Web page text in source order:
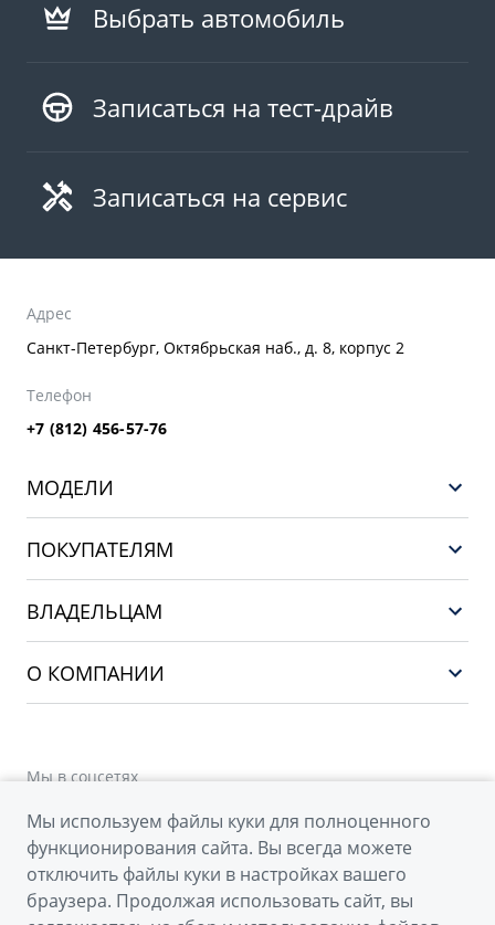
Выбрать автомобиль
Записаться на тест-драйв
Записаться на сервис
Адрес
Санкт-Петербург, Октябрьская наб., д. 8, корпус 2
Телефон
+7 (812) 456-57-76
МОДЕЛИ
EX5
PREFACE
CITYRAY
Архивные модели
ПОКУПАТЕЛЯМ
ВЛАДЕЛЬЦАМ
О КОМПАНИИ
Наша команда
Правовая информация
Контакты
Мы в соцсетях
© 2026
Мы используем файлы куки для полноценного
функционирования сайта. Вы всегда можете
отключить файлы куки в настройках вашего
браузера. Продолжая использовать сайт, вы